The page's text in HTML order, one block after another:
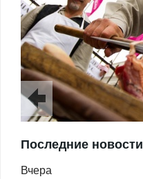
Последние новости
Вчера